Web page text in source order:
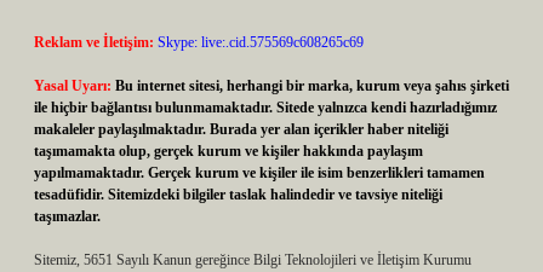
Reklam ve İletişim: Skype: live:.cid.575569c608265c69
Yasal Uyarı: Bu internet sitesi, herhangi bir marka, kurum veya şahıs şirketi
ile hiçbir bağlantısı bulunmamaktadır. Sitede yalnızca kendi hazırladığımız
makaleler paylaşılmaktadır. Burada yer alan içerikler haber niteliği
taşımamakta olup, gerçek kurum ve kişiler hakkında paylaşım
yapılmamaktadır. Gerçek kurum ve kişiler ile isim benzerlikleri tamamen
tesadüfidir. Sitemizdeki bilgiler taslak halindedir ve tavsiye niteliği
taşımazlar.
Sitemiz, 5651 Sayılı Kanun gereğince Bilgi Teknolojileri ve İletişim Kurumu